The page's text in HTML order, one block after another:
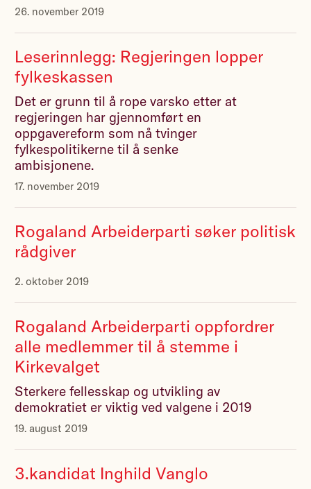
26. november 2019
Leserinnlegg: Regjeringen lopper
fylkeskassen
17. november 2019
Det er grunn til å rope varsko etter at
regjeringen har gjennomført en
oppgave­­reform som nå tvinger
fylkespolitikerne til å senke
ambisjonene.
Rogaland Arbeiderparti søker politisk
rådgiver
2. oktober 2019
Rogaland Arbeiderparti oppfordrer
alle medlemmer til å stemme i
Kirkevalget
19. august 2019
Sterkere fellesskap og utvikling av
demokratiet er viktig ved valgene i 2019
3.kandidat Inghild Vanglo